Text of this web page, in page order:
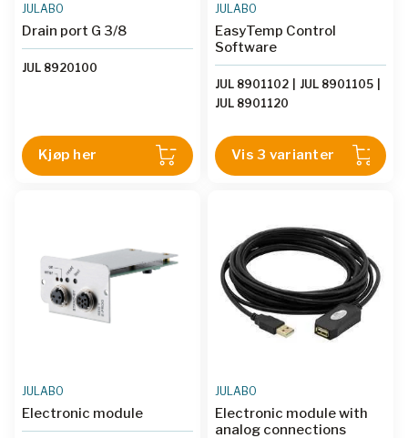
JULABO
Drain port G 3/8
JUL 8920100
Kjøp her
JULABO
EasyTemp Control
Software
JUL 8901102 JUL 8901105
JUL 8901120
Vis 3 varianter
JULABO
Electronic module
JULABO
Electronic module with
analog connections